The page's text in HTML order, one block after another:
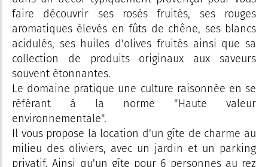
faire découvrir ses rosés fruités, ses rouges
aromatiques élevés en fûts de chêne, ses blancs
acidulés, ses huiles d'olives fruités ainsi que sa
collection de produits originaux aux saveurs
souvent étonnantes.
Le domaine pratique une culture raisonnée en se
référant à la norme "Haute valeur
environnementale".
Il vous propose la location d'un gîte de charme au
milieu des oliviers, avec un jardin et un parking
privatif. Ainsi qu'un gîte pour 6 personnes au rez